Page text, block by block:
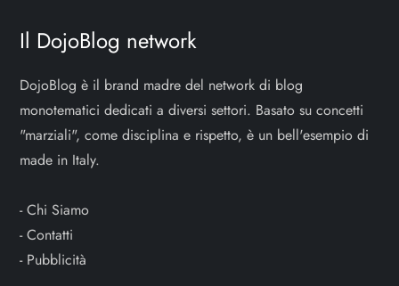
Il DojoBlog network
DojoBlog è il brand madre del network di blog
monotematici dedicati a diversi settori. Basato su concetti
"marziali", come disciplina e rispetto, è un bell'esempio di
made in Italy.
-Chi Siamo
-Contatti
- Pubblicità